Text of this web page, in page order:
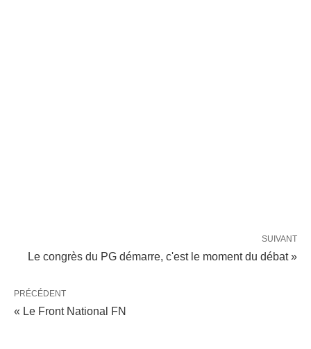
SUIVANT
Le congrès du PG démarre, c'est le moment du débat »
PRÉCÉDENT
« Le Front National FN